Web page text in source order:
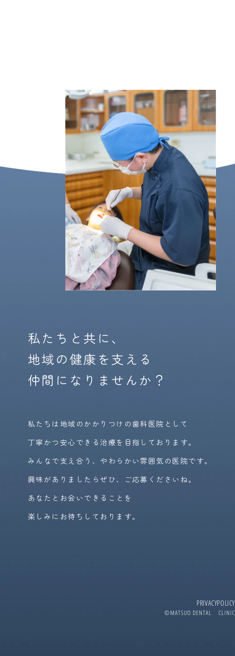
私たちと共に、
地域の健康を支える
仲間になりませんか？
私たちは地域のかかりつけの歯科医院として
丁寧かつ安心できる治療を目指しております。
みんなで支え合う、やわらかい雰囲気の医院です。
興味がありましたらぜひ、ご応募くださいね。
あなたとお会いできることを
楽しみにお待ちしております。
PRIVACYPOLICY
©MATSUO DENTAL CLINIC